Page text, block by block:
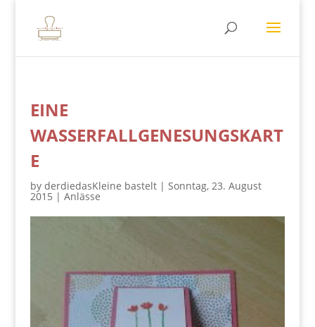
EINE
WASSERFALLGENESUNGSKART
E
by derdiedasKleine bastelt| Sonntag, 23. August
2015 | Anlässe